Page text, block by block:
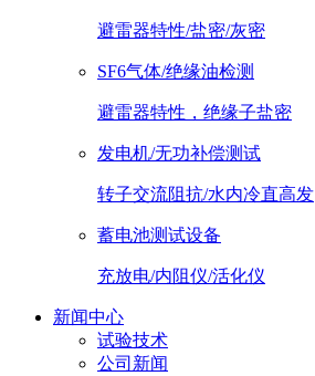
避雷器特性/盐密/灰密
SF6气体/绝缘油检测
避雷器特性，绝缘子盐密
发电机/无功补偿测试
转子交流阻抗/水内冷直高发
蓄电池测试设备
充放电/内阻仪/活化仪
新闻中心
试验技术
公司新闻